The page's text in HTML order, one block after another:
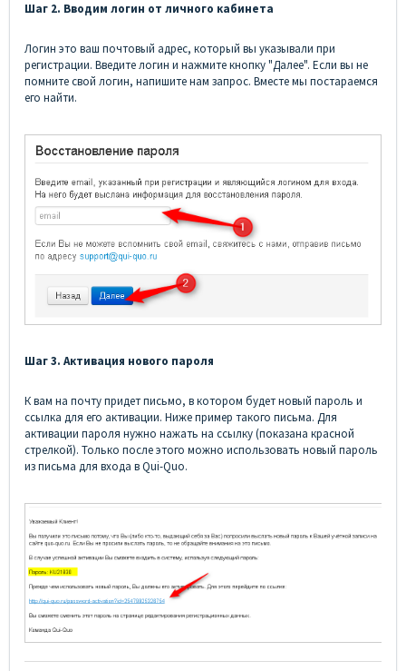
Шаг 2. Вводим логин от личного кабинета
Логин это ваш почтовый адрес, который вы указывали при
регистрации. Введите логин и нажмите кнопку "Далее". Если вы не
помните свой логин, напишите нам запрос. Вместе мы постараемся
его найти.
Шаг 3. Активация нового пароля
К вам на почту придет письмо, в котором будет новый пароль и
ссылка для его активации. Ниже пример такого письма. Для
активации пароля нужно нажать на ссылку (показана красной
стрелкой). Только после этого можно использовать новый пароль
из письма для входа в Qui-Quo.